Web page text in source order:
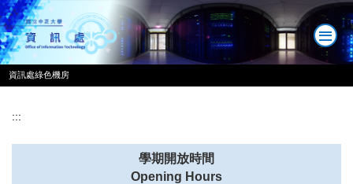
跳
到
主
要
內
資訊處綠色機房
:::
學期開放時間
Opening Hours